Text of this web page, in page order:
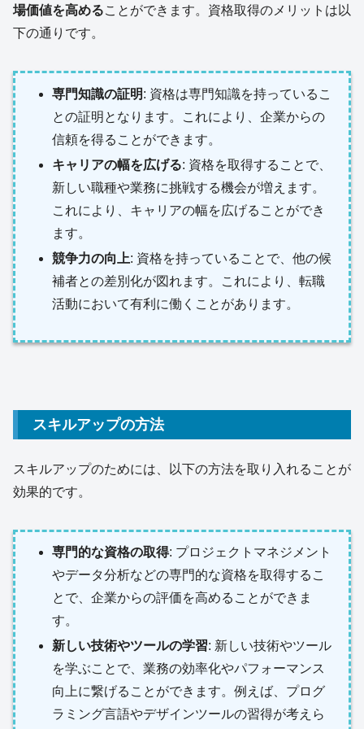
場価値を高めることができます。資格取得のメリットは以
下の通りです。
専門知識の証明: 資格は専門知識を持っているこ
との証明となります。これにより、企業からの
信頼を得ることができます。
キャリアの幅を広げる: 資格を取得することで、
新しい職種や業務に挑戦する機会が増えます。
これにより、キャリアの幅を広げることができ
ます。
競争力の向上: 資格を持っていることで、他の候
補者との差別化が図れます。これにより、転職
活動において有利に働くことがあります。
スキルアップの方法
スキルアップのためには、以下の方法を取り入れることが
効果的です。
専門的な資格の取得: プロジェクトマネジメント
やデータ分析などの専門的な資格を取得するこ
とで、企業からの評価を高めることができま
す。
新しい技術やツールの学習: 新しい技術やツール
を学ぶことで、業務の効率化やパフォーマンス
向上に繋げることができます。例えば、プログ
ラミング言語やデザインツールの習得が考えら